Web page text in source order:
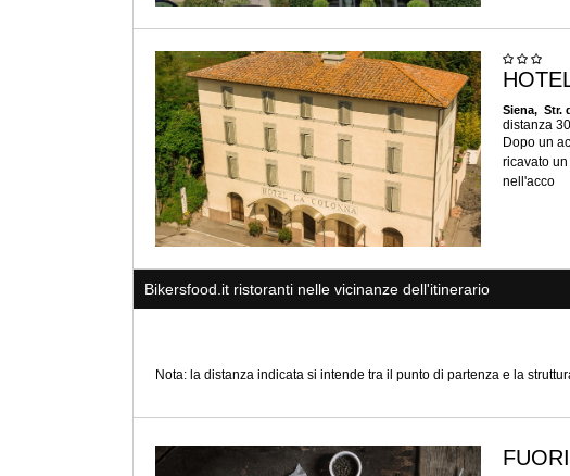
Siena, Str.
distanza
Dopo un
ricavato
nell'acco
Bikersfood.it ristoranti nelle vicinanze dell'itinerario
Nota: la distanza indicata si intende tra il punto di partenza e la